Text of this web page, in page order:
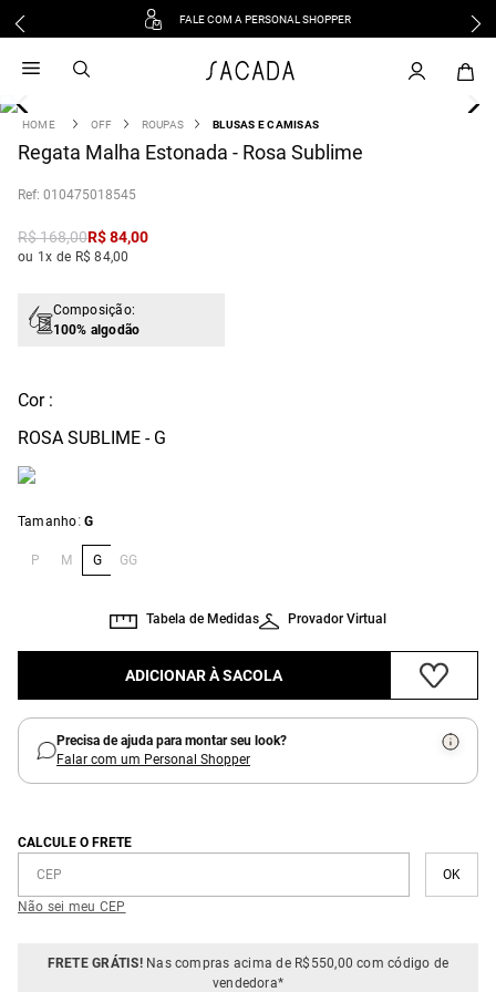
FALE COM A PERSONAL SHOPPER
OFF ROUPAS BLUSAS E CAMISAS
Regata Malha Estonada - Rosa Sublime
: 010475018545
R$168,00R$84,00
ou 1x de R$ 84,00
Composição:
100% algodão
Cor :
ROSA SUBLIME - G
Tamanho: G
P M G GG
Provador Virtual
Tabela de Medidas
ADICIONAR À SACOLA
Precisa de ajuda para montar seu look?
Falar com um Personal Shopper
CALCULE O FRETE
Não sei meu CEP
FRETE GRÁTIS!Nas compras acima de R$550,00 com código de
vendedora*
vestido
3 º blusa
º tricot
º macacão
jeans
vestido curto